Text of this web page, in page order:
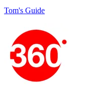
Tom's Guide